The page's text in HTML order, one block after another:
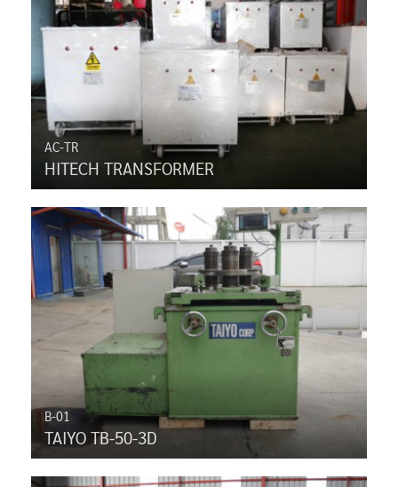
AC-TR
HITECH TRANSFORMER
B-01
TAIYO TB-50-3D